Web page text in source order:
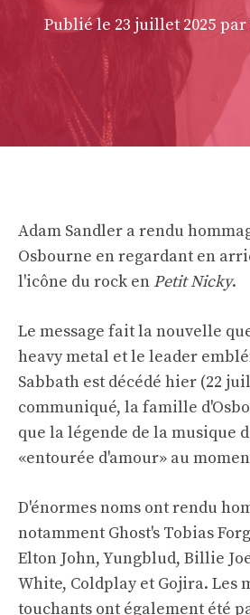
Publié le 23 juillet 2025 par
Adam Sandler a rendu
Osbourne en regardant en
l'icône du rock en Petit Nicky.
Le message fait la nouvelle
heavy metal et le leader
Sabbath est décédé hier (22
communiqué, la famille
que la légende de la musique
«entourée d'amour» au
D'énormes noms ont rendu
notamment Ghost's Tobias
Elton John, Yungblud, Billie
White, Coldplay et Gojira. Les
touchants ont également été